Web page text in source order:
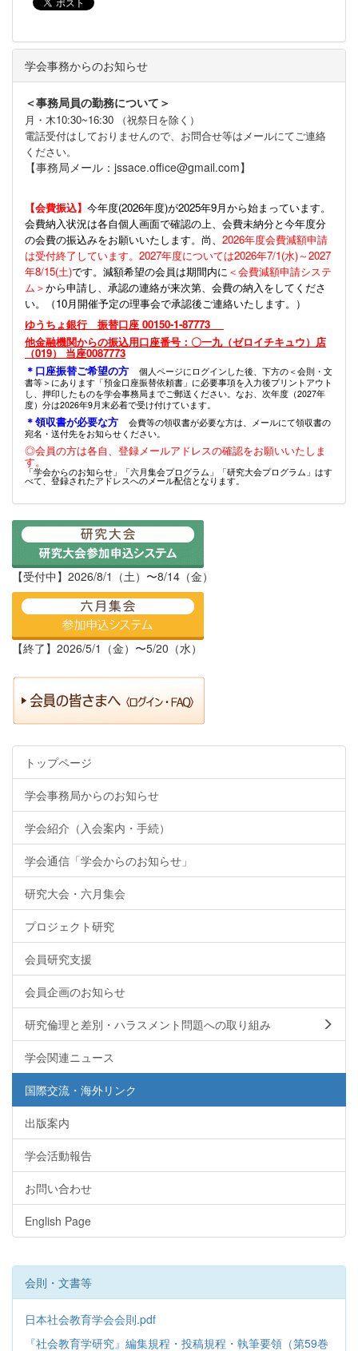
学会事務からのお知らせ
＜事務局員の勤務について＞
月・木10:30~16:30 （祝祭日を除く）
電話受付はしておりませんので、お問合せ等はメールにてご連絡
ください。
【事務局メール：jssace.office@gmail.com】
【会費振込】 今年度(2026年度)が2025年9月から始まっています。
会費納入状況は各自個人画面で確認の上、会費未納分と今年度分
の会費の振込みをお願いいたします。尚、 2026年度会費減額申請
は受付終了しています。2027年度については2026年7/1(水)～2027
年8/15(土)です。減額希望の会員は期間内に ＜会費減額申請システ
ム＞から申請し、承認の連絡が来次第、会費の納入をしてくださ
い。（10月開催予定の理事会で承認後ご連絡いたします。）
ゆうちょ銀行 振替口座 00150-1-87773
他金融機関からの振込用口座番号：〇一九（ゼロイチキュウ）店
（019） 当座0087773
＊口座振替ご希望の方
個人ページにログインした後、下方の＜会則・文
書等＞にあります「預金口座振替依頼書」に必要事項を入力後プリントアウト
し、押印したものを学会事務局までご郵送ください。なお、次年度（2027年
度）分は2026年9月末必着で受け付けています。
＊領収書が必要な方
会費等の領収書が必要な方は、メールにて領収書の
宛名・送付先をお知らせください。
◎会員の方は各自、登録メールアドレスの確認をお願いいたしま
す。
「学会からのお知らせ」「六月集会プログラム」「研究大会プログラム」はす
べて、登録されたアドレスへのメール配信となります。
【受付中】2026/8/1（土）〜8/14（金）
【終了】2026/5/1（金）〜5/20（水）
トップページ
学会事務局からのお知らせ
学会紹介（入会案内・手続）
学会通信「学会からのお知らせ」
研究大会・六月集会
プロジェクト研究
会員研究支援
会員企画のお知らせ
研究倫理と差別・ハラスメント問題への取り組み
学会関連ニュース
国際交流・海外リンク
出版案内
学会活動報告
お問い合わせ
English Page
会則・文書等
日本社会教育学会会則.pdf
『社会教育学研究』編集規程・投稿規程・執筆要領（第59巻